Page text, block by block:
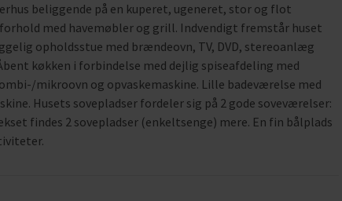
beliggende på en kuperet, ugeneret, stor og flot
med havemøbler og grill. Indvendigt fremstår huset
opholdsstue med brændeovn, TV, DVD, stereoanlæg
køkken i forbindelse med dejlig spiseafdeling med
mikroovn og opvaskemaskine. Lille badeværelse med
Husets sovepladser fordeler sig på 2 gode soveværelser:
findes 2 sovepladser (enkeltsenge) mere. En fin bålplads